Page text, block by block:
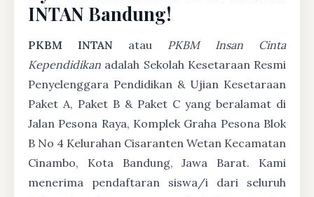
INTAN Bandung!
PKBM INTAN atau PKBM Insan Cinta
Kependidikan adalah Sekolah Kesetaraan Resmi
Penyelenggara Pendidikan & Ujian Kesetaraan
Paket A, Paket B & Paket C yang beralamat di
Jalan Pesona Raya, Komplek Graha Pesona Blok
B No 4 Kelurahan Cisaranten Wetan Kecamatan
Cinambo, Kota Bandung, Jawa Barat. Kami
menerima pendaftaran siswa/i dari seluruh